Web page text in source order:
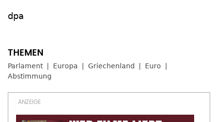
dpa
Parlament Europa Griechenland
Euro
Abstimmung